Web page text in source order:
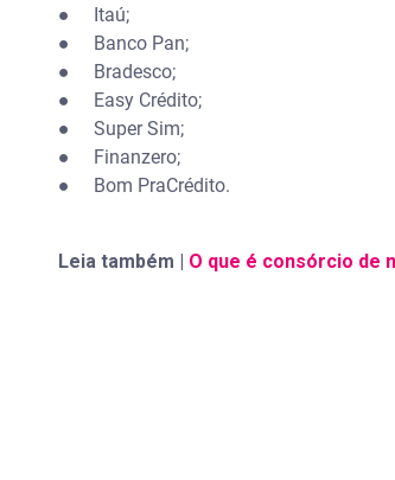
● Itaú;
● Banco Pan;
● Bradesco;
● Easy Crédito;
● Super Sim;
● Finanzero;
● Bom PraCrédito.
Leia também | O que é consórcio de